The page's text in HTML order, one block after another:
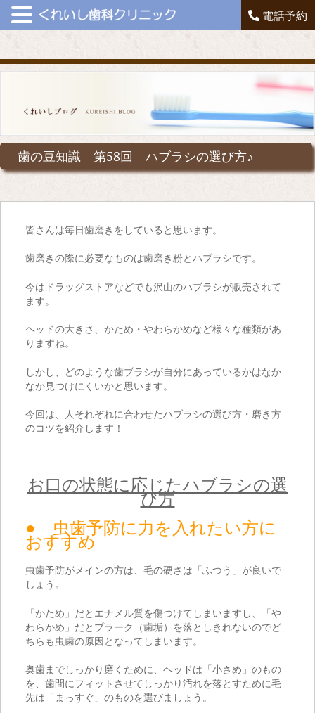
電話予約
歯の豆知識 第58回 ハブラシの選び方♪
皆さんは毎日歯磨きをしていると思います。
歯磨きの際に必要なものは歯磨き粉とハブラシです。
今はドラッグストアなどでも沢山のハブラシが販売されて
ます。
ヘッドの大きさ、かため・やわらかめなど様々な種類があ
りますね。
しかし、どのような歯ブラシが自分にあっているかはなか
なか見つけにくいかと思います。
今回は、人それぞれに合わせたハブラシの選び方・磨き方
のコツを紹介します！
お口の状態に応じたハブラシの選
び方
● 虫歯予防に力を入れたい方に
おすすめ
虫歯予防がメインの方は、毛の硬さは「ふつう」が良いで
しょう。
「かため」だとエナメル質を傷つけてしまいますし、「や
わらかめ」だとプラーク（歯垢）を落としきれないのでど
ちらも虫歯の原因となってしまいます。
奥歯までしっかり磨くために、ヘッドは「小さめ」のもの
を、歯間にフィットさせてしっかり汚れを落とすために毛
先は「まっすぐ」のものを選びましょう。